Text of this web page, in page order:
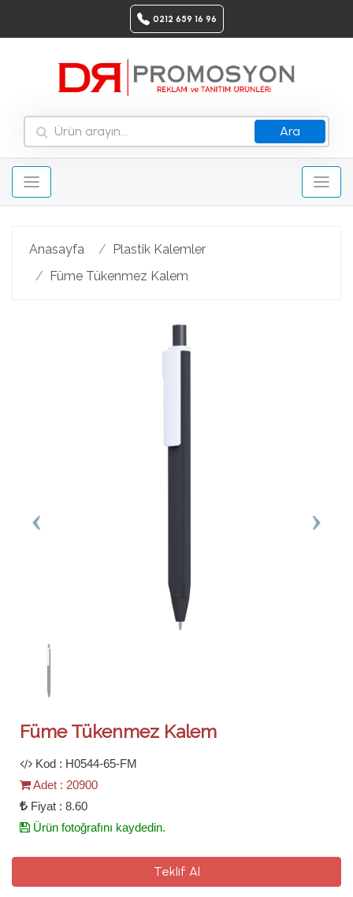
0212 659 16 96
Ara
Anasayfa
Plastik Kalemler
Füme Tükenmez Kalem
Füme Tükenmez Kalem
Kod : H0544-65-FM
Adet : 20900
Fiyat : 8.60
Ürün fotoğrafını kaydedin.
Teklif Al